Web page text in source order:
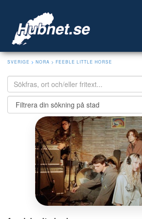
SVERIGE > NORA > FEEBLE LITTLE HORSE